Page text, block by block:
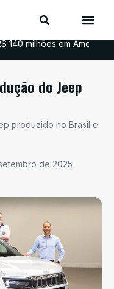
140 milhões em
do Jeep
produzido no Brasil e
de 2025